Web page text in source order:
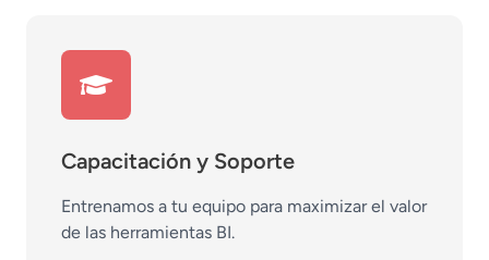
Capacitación y Soporte
Entrenamos a tu equipo para maximizar el valor
de las herramientas BI.